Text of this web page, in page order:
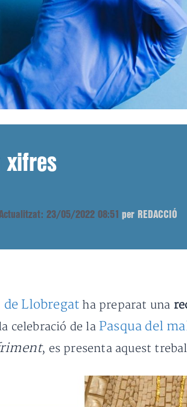
xifres
23/05/2022 08:51 per REDACCIÓ
de Llobregat ha preparat una
celebració de la Pasqua del
, es presenta aquest